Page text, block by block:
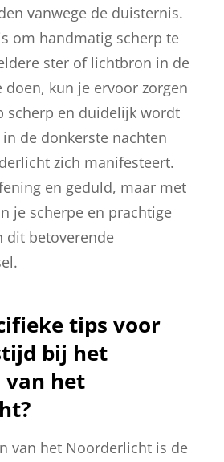
vanwege de duisternis.
om handmatig scherp te
ster of lichtbron in de
kun je ervoor zorgen
scherp en duidelijk wordt
de donkerste nachten
zich manifesteert.
en geduld, maar met
je scherpe en prachtige
dit betoverende
tips voor
bij het
van het
van het Noorderlicht is de